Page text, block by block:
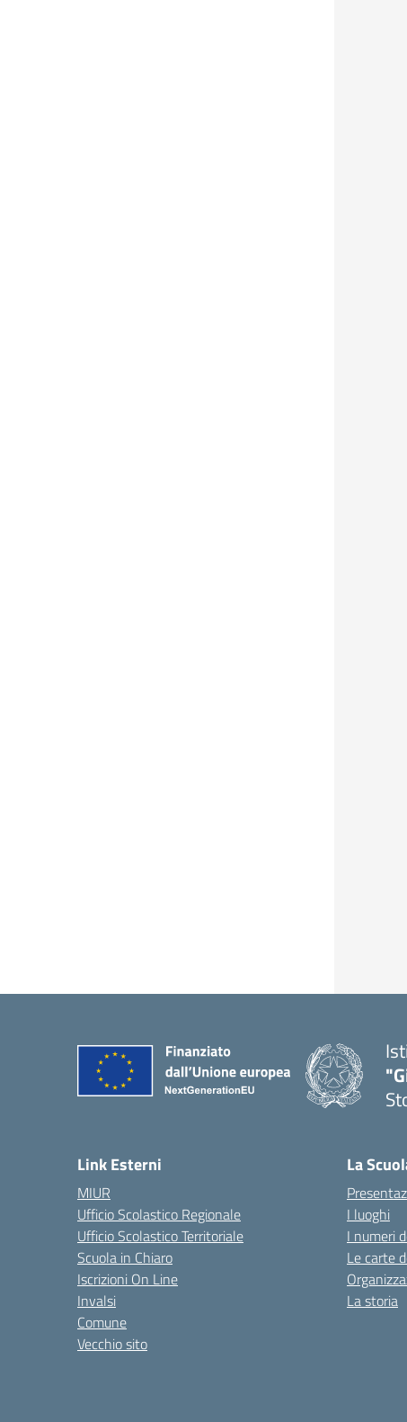
Link Esterni
MIUR
Ufficio Scolastico Regionale
Ufficio Scolastico Territoriale
Scuola in Chiaro
Iscrizioni On Line
Invalsi
Comune
Vecchio sito
La
I luoghi
I numeri
Le carte
La storia